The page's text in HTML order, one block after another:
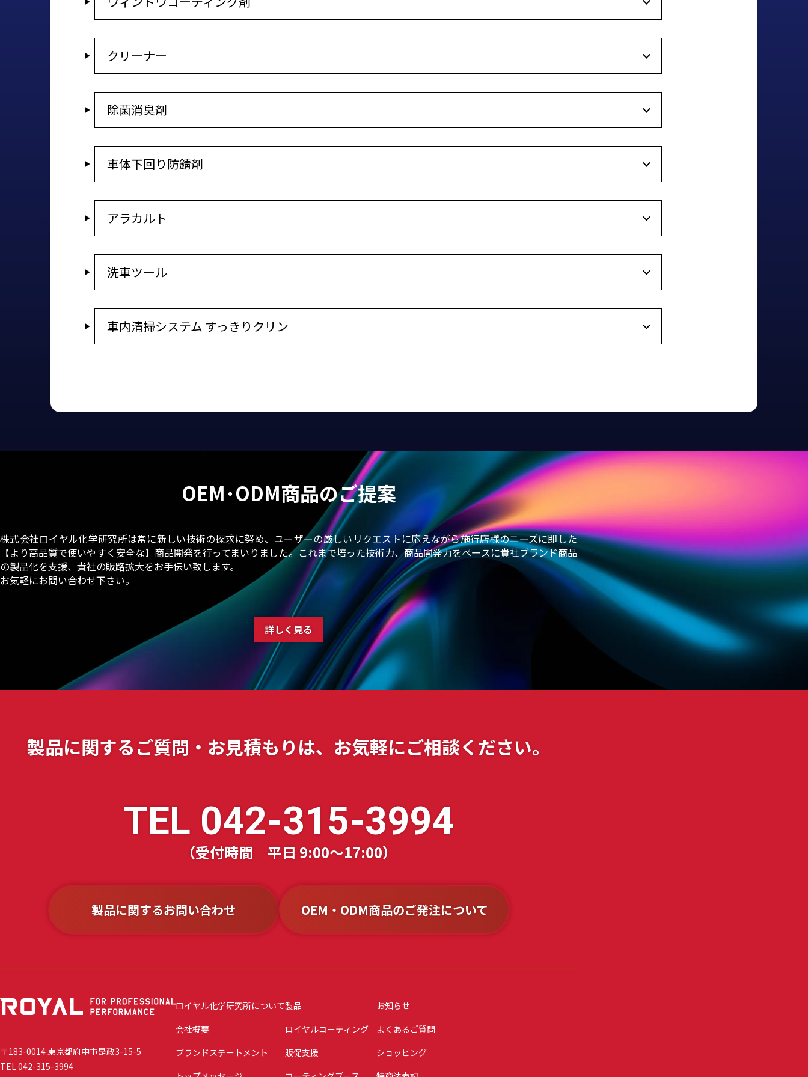
クリーナー
除菌消臭剤
車体下回り防錆剤
アラカルト
洗車ツール
車内清掃システム すっきりクリン
OEM･ODM商品のご提案
株式会社ロイヤル化学研究所は常に新しい技術の探求に努め、ユーザーの厳しいリクエストに応えながら施行店様のニーズに即した
【より高品質で使いやすく安全な】商品開発を行ってまいりました。これまで培った技術力、商品開発力をベースに貴社ブランド商品
の製品化を支援、貴社の販路拡大をお手伝い致します。
お気軽にお問い合わせ下さい。
詳しく見る
製品に関するご質問・お見積もりは、 お気軽にご相談ください。
TEL 042-315-3994
（受付時間 平日 9:00～17:00）
製品に関するお問い合わせ OEM・ODM商品のご発注について
〒183-0014 東京都府中市是政3-15-5
TEL 042-315-3994
ロイヤル化学研究所について
会社概要
ブランドステートメント
製品
ロイヤルコーティング
販促支援
お知らせ
よくあるご質問
ショッピング